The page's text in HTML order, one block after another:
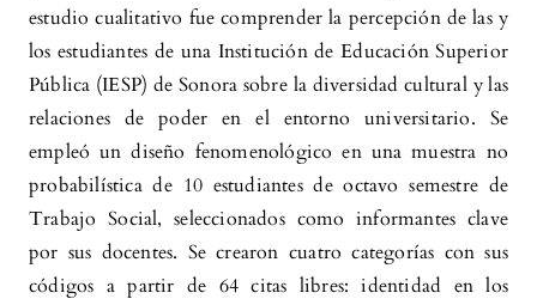
estudio cualitativo fue comprender la percepción de las y
los estudiantes de una Institución de Educación Superior
Pública (IESP) de Sonora sobre la diversidad cultural y las
relaciones de poder en el entorno universitario. Se
empleó un diseño fenomenológico en una muestra no
probabilística de 10 estudiantes de octavo semestre de
Trabajo Social, seleccionados como informantes clave
por sus docentes. Se crearon cuatro categorías con sus
códigos a partir de 64 citas libres: identidad en los